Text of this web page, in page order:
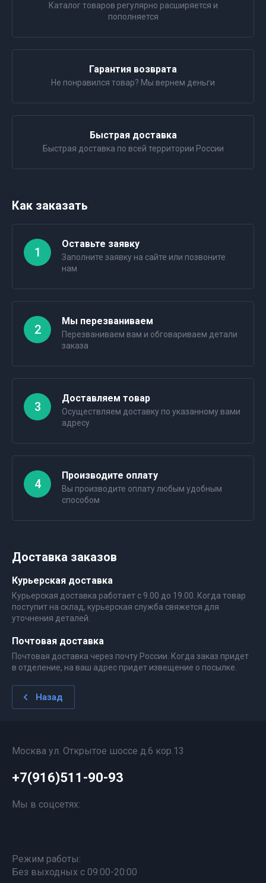
Каталог товаров регулярно расширяется и
пополняется
Гарантия возврата
Не понравился товар? Мы вернем деньги
Быстрая доставка
Быстрая доставка по всей территории России
Как заказать
1
Оставьте заявку
Заполните заявку на сайте или позвоните
нам
2
Мы перезваниваем
Перезваниваем вам и обговариваем детали
заказа
3
Доставляем товар
Осуществляем доставку по указанному вами
адресу
4
Производите оплату
Вы производите оплату любым удобным
способом
Доставка заказов
Курьерская доставка
Курьерская доставка работает с 9.00 до 19.00. Когда товар
поступит на склад, курьерская служба свяжется для
уточнения деталей.
Почтовая доставка
Почтовая доставка через почту России. Когда заказ придет
в отделение, на ваш адрес придет извещение о посылке.
Назад
Москва ул. Открытое шоссе д.6 кор.13
+7(916)511-90-93
Мы в соцсетях:
Режим работы:
Без выходных с 09:00-20:00